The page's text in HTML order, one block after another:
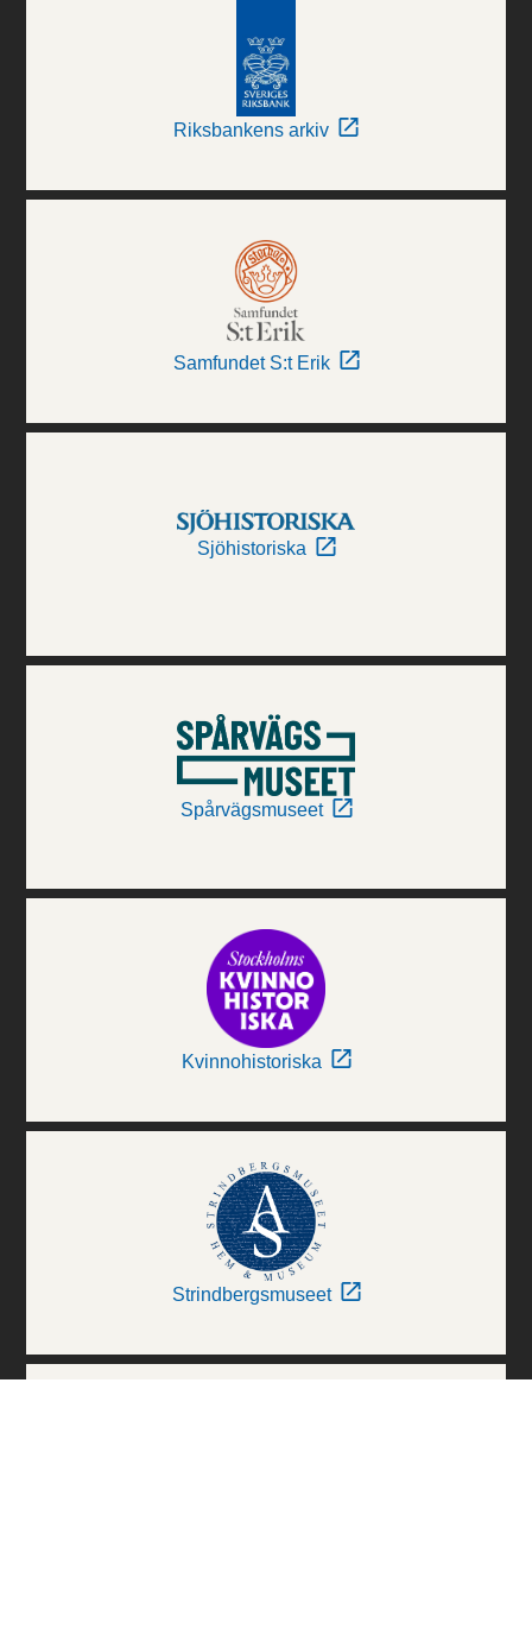
Riksbankens arkiv
Samfundet S:t Erik
Sjöhistoriska
Spårvägsmuseet
Kvinnohistoriska
Strindbergsmuseet